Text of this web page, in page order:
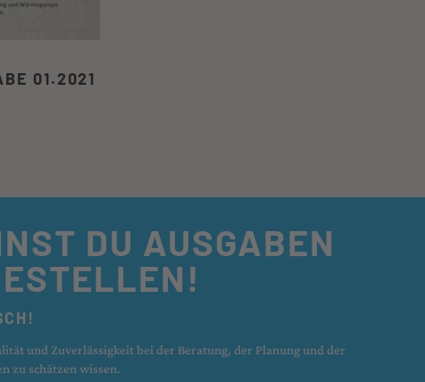
01.2021
DU AUSGABEN
und Zuverlässigkeit bei der Beratung, der Planung und der
zu schätzen wissen.